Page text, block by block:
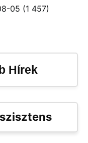
05 (1 457)
Hírek